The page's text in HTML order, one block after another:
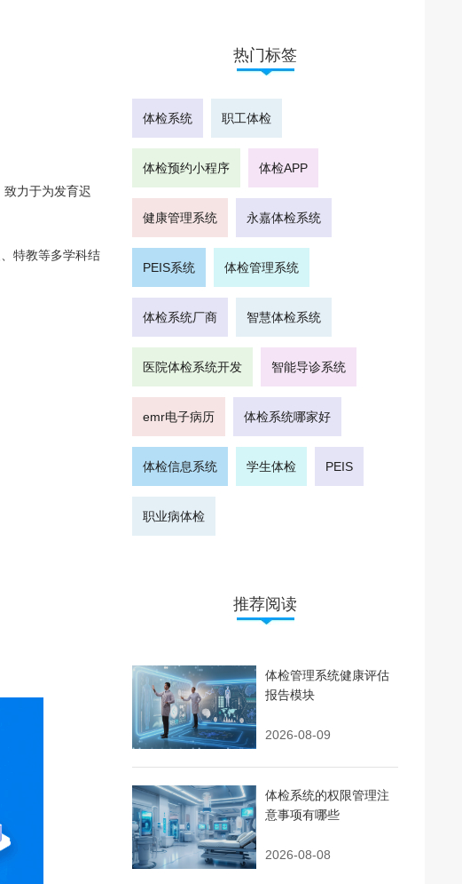
力于为发育迟
特教等多学科结
热门标签
体检系统 职工体检
体检预约小程序 体检APP
健康管理系统 永嘉体检系统
PEIS系统 体检管理系统
体检系统厂商 智慧体检系统
医院体检系统开发 智能导诊系统
emr电子病历 体检系统哪家好
体检信息系统 学生体检 PEIS
职业病体检
推荐阅读
体检管理系统健康评估
报告模块
2026-08-09
体检系统的权限管理注
意事项有哪些
2026-08-08